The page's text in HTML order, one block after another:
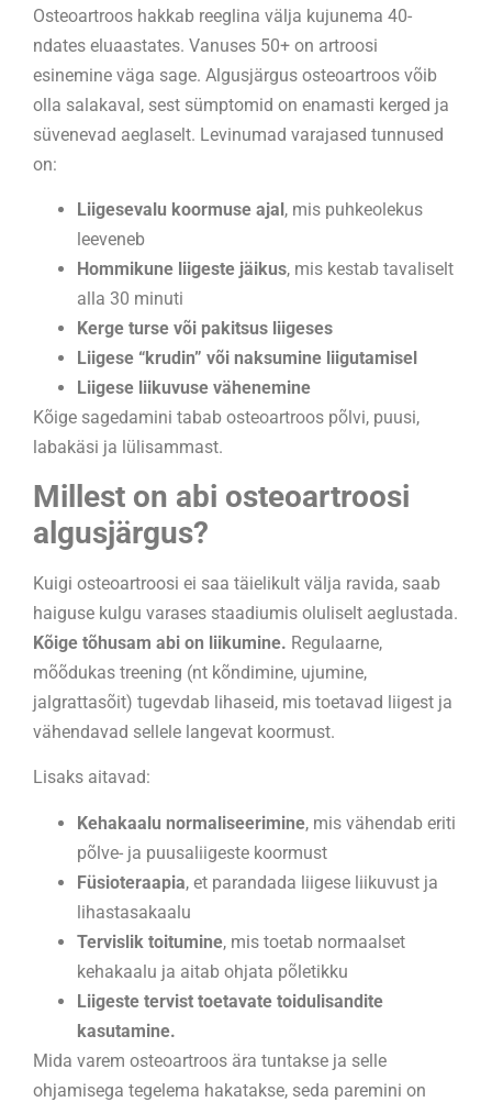
Osteoartroos hakkab reeglina välja kujunema 40-
ndates eluaastates. Vanuses 50+ on artroosi
esinemine väga sage. Algusjärgus osteoartroos võib
olla salakaval, sest sümptomid on enamasti kerged ja
süvenevad aeglaselt. Levinumad varajased tunnused
on:
Liigesevalu koormuse ajal , mis puhkeolekus
leeveneb
Hommikune liigeste jäikus, mis kestab tavaliselt
alla 30 minuti
Kerge turse või pakitsus liigeses
Liigese “krudin” või naksumine liigutamisel
Liigese liikuvuse vähenemine
Kõige sagedamini tabab osteoartroos põlvi, puusi,
labakäsi ja lülisammast.
Millest on abi osteoartroosi
algusjärgus?
Kuigi osteoartroosi ei saa täielikult välja ravida, saab
haiguse kulgu varases staadiumis oluliselt aeglustada.
Kõige tõhusam abi on liikumine. Regulaarne,
mõõdukas treening (nt kõndimine, ujumine,
jalgrattasõit) tugevdab lihaseid, mis toetavad liigest ja
vähendavad sellele langevat koormust.
Lisaks aitavad:
Kehakaalu normaliseerimine, mis vähendab eriti
põlve- ja puusaliigeste koormust
Füsioteraapia, et parandada liigese liikuvust ja
lihastasakaalu
Tervislik toitumine, mis toetab normaalset
kehakaalu ja aitab ohjata põletikku
Liigeste tervist toetavate toidulisandite
kasutamine.
Mida varem osteoartroos ära tuntakse ja selle
ohjamisega tegelema hakatakse, seda paremini on